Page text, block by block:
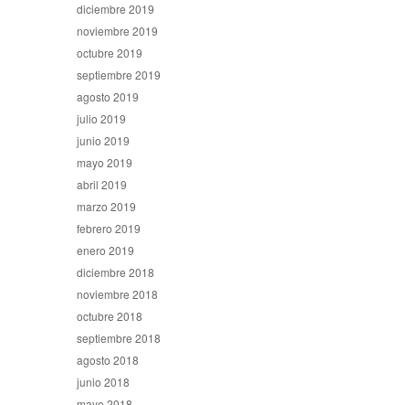
diciembre 2019
noviembre 2019
octubre 2019
septiembre 2019
agosto 2019
julio 2019
junio 2019
mayo 2019
abril 2019
marzo 2019
febrero 2019
enero 2019
diciembre 2018
noviembre 2018
octubre 2018
septiembre 2018
agosto 2018
junio 2018